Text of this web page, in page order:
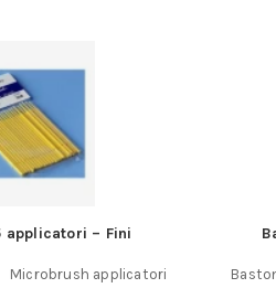
applicatori – Fini
Microbrush applicatori